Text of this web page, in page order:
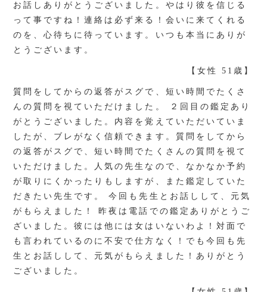
お話しありがとうございました。やはり彼を信じる
って事ですね！連絡は必ず来る！会いに来てくれる
のを、心待ちに待っています。いつも本当にありが
とうございます。
【女性 51歳】
質問をしてからの返答がスグで、短い時間でたくさ
んの質問を視ていただけました。 ２回目の鑑定あり
がとうございました。内容を覚えていただいていま
したが、ブレがなく信頼できます。質問をしてから
の返答がスグで、短い時間でたくさんの質問を視て
いただけました。人気の先生なので、なかなか予約
が取りにくかったりもしますが、また鑑定していた
だきたい先生です。 今回も先生とお話しして、元気
がもらえました！ 昨夜は電話での鑑定ありがとうご
ざいました。彼には他には女はいないわよ！対面で
も言われているのに不安で仕方なく！でも今回も先
生とお話しして、元気がもらえました！ありがとう
ございました。